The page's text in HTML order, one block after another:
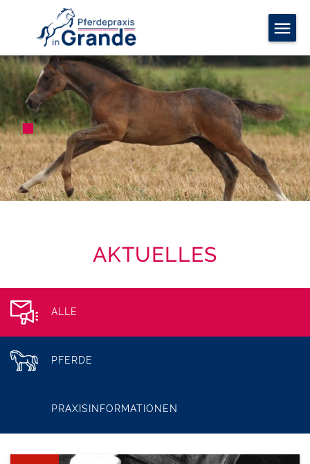
AKTUELLES
ALLE
PFERDE
PRAXISINFORMATIONEN